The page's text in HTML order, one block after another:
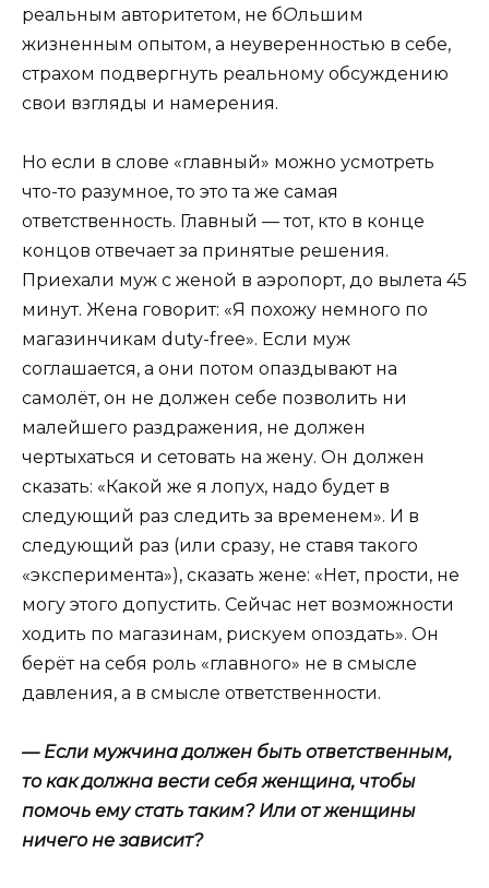
реальным авторитетом, не бОльшим
жизненным опытом, а неуверенностью в себе,
страхом подвергнуть реальному обсуждению
свои взгляды и намерения.
Но если в слове «главный» можно усмотреть
что-то разумное, то это та же самая
ответственность. Главный — тот, кто в конце
концов отвечает за принятые решения.
Приехали муж с женой в аэропорт, до вылета 45
минут. Жена говорит: «Я похожу немного по
магазинчикам duty-free». Если муж
соглашается, а они потом опаздывают на
самолёт, он не должен себе позволить ни
малейшего раздражения, не должен
чертыхаться и сетовать на жену. Он должен
сказать: «Какой же я лопух, надо будет в
следующий раз следить за временем». И в
следующий раз (или сразу, не ставя такого
«эксперимента»), сказать жене: «Нет, прости, не
могу этого допустить. Сейчас нет возможности
ходить по магазинам, рискуем опоздать». Он
берёт на себя роль «главного» не в смысле
давления, а в смысле ответственности.
— Если мужчина должен быть ответственным,
то как должна вести себя женщина, чтобы
помочь ему стать таким? Или от женщины
ничего не зависит?